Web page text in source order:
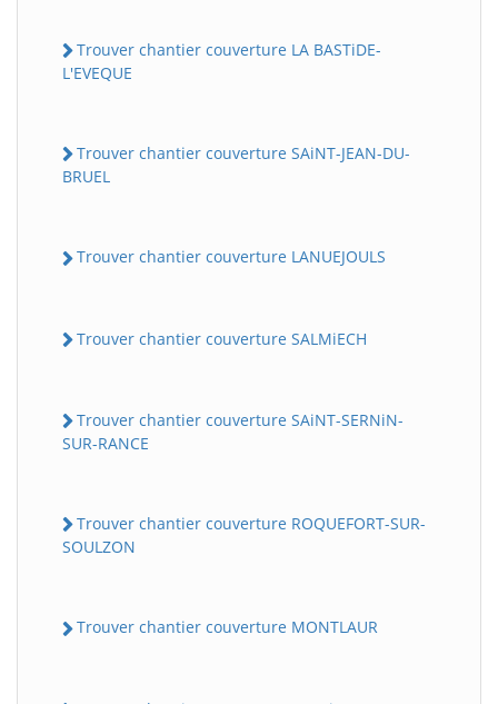
Trouver chantier couverture LA BASTiDE-
L'EVEQUE
Trouver chantier couverture SAiNT-JEAN-DU-
BRUEL
Trouver chantier couverture LANUEJOULS
Trouver chantier couverture SALMiECH
Trouver chantier couverture SAiNT-SERNiN-
SUR-RANCE
Trouver chantier couverture ROQUEFORT-SUR-
SOULZON
Trouver chantier couverture MONTLAUR